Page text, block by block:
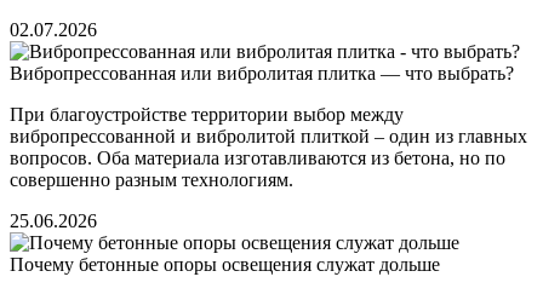
02.07.2026
Вибропрессованная или вибролитая плитка — что выбрать?
При благоустройстве территории выбор между
вибропрессованной и вибролитой плиткой – один из главных
вопросов. Оба материала изготавливаются из бетона, но по
совершенно разным технологиям.
25.06.2026
Почему бетонные опоры освещения служат дольше